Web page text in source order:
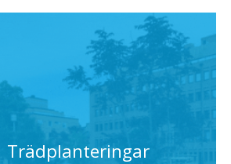
Trädplanteringar